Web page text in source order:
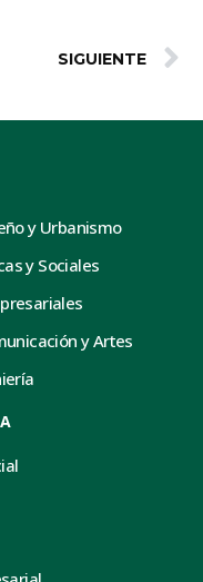
SIGUIENTE
y Urbanismo
y Sociales
y Artes